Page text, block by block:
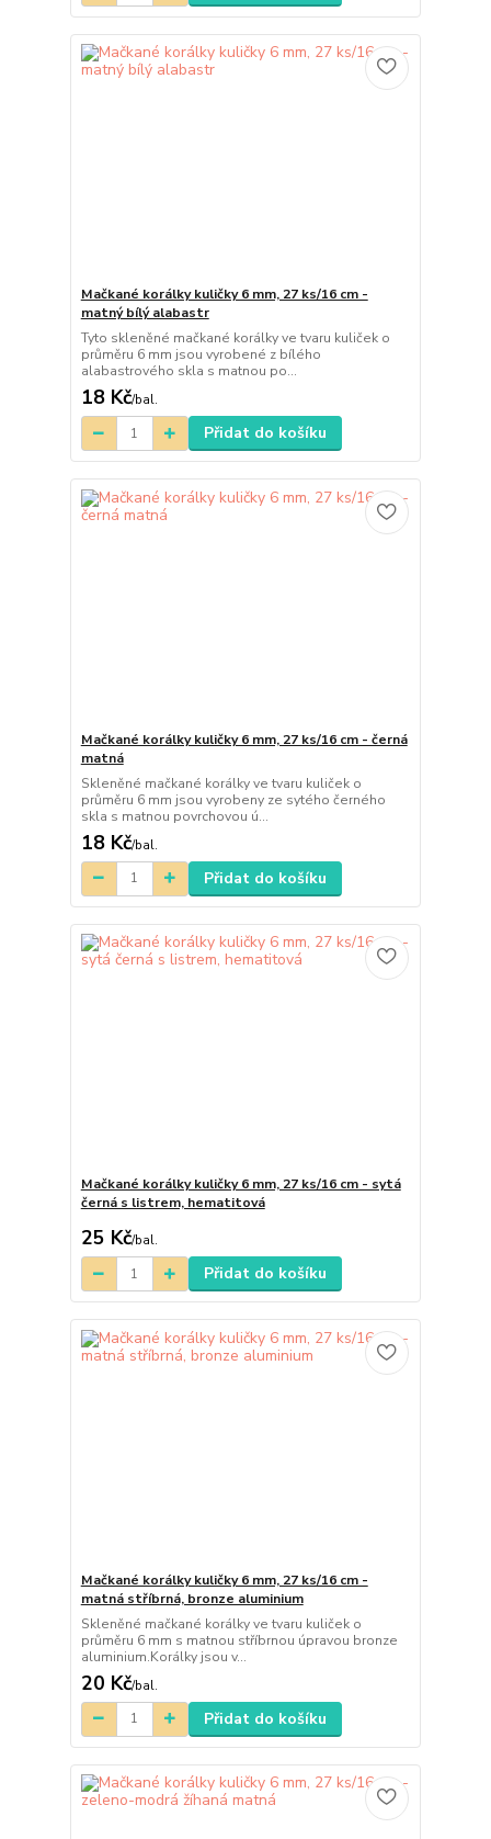
Mačkané korálky kuličky 6 mm, 27 ks/16 cm -
matný bílý alabastr
Tyto skleněné mačkané korálky ve tvaru kuliček o
průměru 6 mm jsou vyrobené z bílého
alabastrového skla s matnou po...
18 Kč/bal.
Přidat do košíku
Mačkané korálky kuličky 6 mm, 27 ks/16 cm - černá
matná
Skleněné mačkané korálky ve tvaru kuliček o
průměru 6 mm jsou vyrobeny ze sytého černého
skla s matnou povrchovou ú...
18 Kč/bal.
Přidat do košíku
Mačkané korálky kuličky 6 mm, 27 ks/16 cm - sytá
černá s listrem, hematitová
25 Kč/bal.
Přidat do košíku
Mačkané korálky kuličky 6 mm, 27 ks/16 cm -
matná stříbrná, bronze aluminium
Skleněné mačkané korálky ve tvaru kuliček o
průměru 6 mm s matnou stříbrnou úpravou bronze
aluminium.Korálky jsou v...
20 Kč/bal.
Přidat do košíku